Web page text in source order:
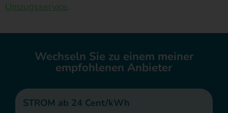
Umzugsservice.
Wechseln Sie zu einem meiner
empfohlenen Anbieter
STROM ab 24 Cent/kWh